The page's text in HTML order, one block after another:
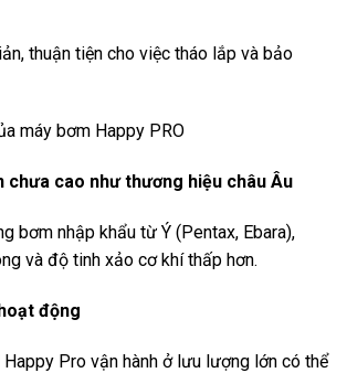
thuận tiện cho việc tháo lắp và bảo
máy bơm Happy PRO
chưa cao như thương hiệu châu Âu
bơm nhập khẩu từ Ý (Pentax, Ebara),
và độ tinh xảo cơ khí thấp hơn.
động
Pro vận hành ở lưu lượng lớn có thể